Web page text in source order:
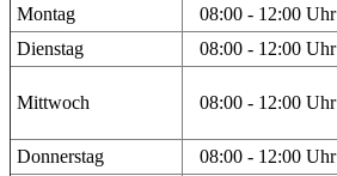
Montag 08:00 - 12:00 Uhr
Dienstag
08:00 - 12:00 Uhr
Mittwoch 08:00 - 12:00 Uhr
Donnerstag 08:00 - 12:00 Uhr